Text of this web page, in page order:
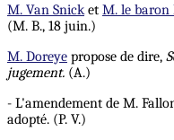
M. Van Snick et M. le baron
(M. B., 18 juin.)
M. Doreye propose de dire,
jugement. (A.)
- L'amendement de M.
adopté. (P. V.)